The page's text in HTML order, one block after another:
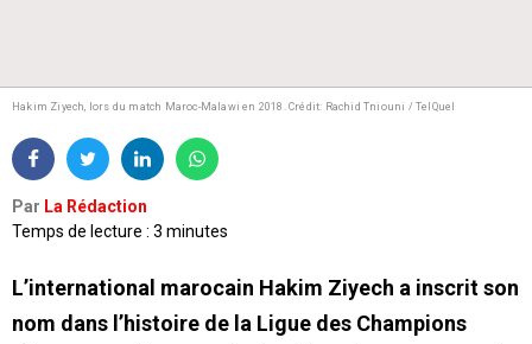
Hakim Ziyech, lors du match Maroc-Malawi en 2018. Crédit: Rachid Tniouni / TelQuel
Par La Rédaction
Temps de lecture : 3 minutes
L’international marocain Hakim Ziyech a inscrit son
nom dans l’histoire de la Ligue des Champions